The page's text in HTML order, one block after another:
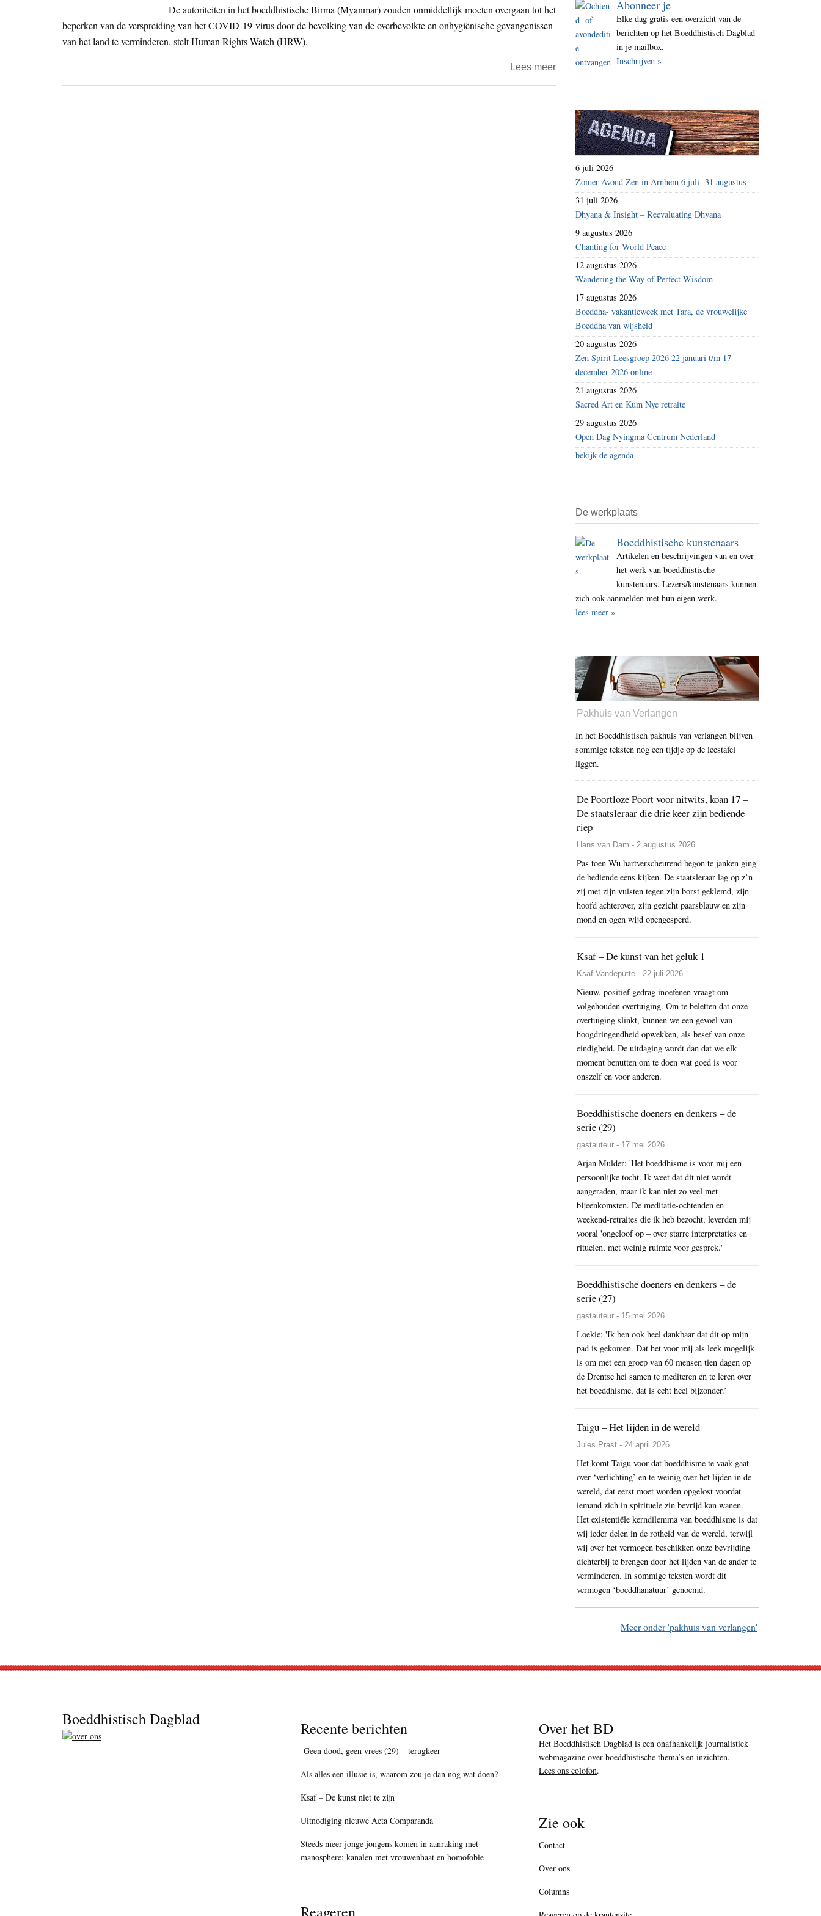
i
t
De autoriteiten in het boeddhistische Birma (Myanmar) zouden onmiddellijk moeten overgaan tot het
beperken van de verspreiding van het COVID-19-virus door de bevolking van de overbevolkte en onhygiënische gevangenissen
van het land te verminderen, stelt Human Rights Watch (HRW).
Lees meerover
gedetineerden
besmetting
coronavirus
voorkomen
Abonneer je
Elke dag gratis een overzicht van de
berichten op het Boeddhistisch Dagblad
in je mailbox.
Inschrijven »
6 juli 2026
Zomer Avond Zen in Arnhem 6 juli -31 augustus
31 juli 2026
Dhyana & Insight – Reevaluating Dhyana
9 augustus 2026
Chanting for World Peace
12 augustus 2026
Wandering the Way of Perfect Wisdom
17 augustus 2026
Boeddha- vakantieweek met Tara, de vrouwelijke
Boeddha van wijsheid
20 augustus 2026
Zen Spirit Leesgroep 2026 22 januari t/m 17
december 2026 online
21 augustus 2026
Sacred Art en Kum Nye retraite
29 augustus 2026
Open Dag Nyingma Centrum Nederland
bekijk de agenda
De werkplaats
Boeddhistische kunstenaars
Artikelen en beschrijvingen van en over
het werk van boeddhistische
kunstenaars. Lezers/kunstenaars kunnen
zich ook aanmelden met hun eigen werk.
lees meer »
Pakhuis van Verlangen
In het Boeddhistisch pakhuis van verlangen blijven
sommige teksten nog een tijdje op de leestafel
liggen.
De Poortloze Poort voor nitwits, koan 17 –
De staatsleraar die drie keer zijn bediende
riep
Hans van Dam - 2 augustus 2026
Pas toen Wu hartverscheurend begon te janken ging
de bediende eens kijken. De staatsleraar lag op z’n
zij met zijn vuisten tegen zijn borst geklemd, zijn
hoofd achterover, zijn gezicht paarsblauw en zijn
mond en ogen wijd opengesperd.
Ksaf – De kunst van het geluk 1
Ksaf Vandeputte - 22 juli 2026
Nieuw, positief gedrag inoefenen vraagt om
volgehouden overtuiging. Om te beletten dat onze
overtuiging slinkt, kunnen we een gevoel van
hoogdringendheid opwekken, als besef van onze
eindigheid. De uitdaging wordt dan dat we elk
moment benutten om te doen wat goed is voor
onszelf en voor anderen.
Boeddhistische doeners en denkers – de
serie (29)
gastauteur - 17 mei 2026
Arjan Mulder: 'Het boeddhisme is voor mij een
persoonlijke tocht. Ik weet dat dit niet wordt
aangeraden, maar ik kan niet zo veel met
bijeenkomsten. De meditatie-ochtenden en
weekend-retraites die ik heb bezocht, leverden mij
vooral 'ongeloof op – over starre interpretaties en
rituelen, met weinig ruimte voor gesprek.'
Boeddhistische doeners en denkers – de
serie (27)
gastauteur - 15 mei 2026
Loekie: 'Ik ben ook heel dankbaar dat dit op mijn
pad is gekomen. Dat het voor mij als leek mogelijk
is om met een groep van 60 mensen tien dagen op
de Drentse hei samen te mediteren en te leren over
het boeddhisme, dat is echt heel bijzonder.’
Taigu – Het lijden in de wereld
Jules Prast - 24 april 2026
Het komt Taigu voor dat boeddhisme te vaak gaat
over ‘verlichting’ en te weinig over het lijden in de
wereld, dat eerst moet worden opgelost voordat
iemand zich in spirituele zin bevrijd kan wanen.
Het existentiële kerndilemma van boeddhisme is dat
wij ieder delen in de rotheid van de wereld, terwijl
wij over het vermogen beschikken onze bevrijding
dichterbij te brengen door het lijden van de ander te
verminderen. In sommige teksten wordt dit
vermogen ‘boeddhanatuur’ genoemd.
Meer onder 'pakhuis van verlangen'
Boeddhistisch Dagblad Recente berichten
Geen dood, geen vrees (29) – terugkeer
Als alles een illusie is, waarom zou je dan nog wat doen?
Ksaf – De kunst niet te zijn
Uitnodiging nieuwe Acta Comparanda
Steeds meer jonge jongens komen in aanraking met
manosphere: kanalen met vrouwenhaat en homofobie
Reageren
Over het BD
Het Boeddhistisch Dagblad is een onafhankelijk journalistiek
webmagazine over boeddhistische thema’s en inzichten.
Lees ons colofon.
Zie ook
Contact
Over ons
Columns